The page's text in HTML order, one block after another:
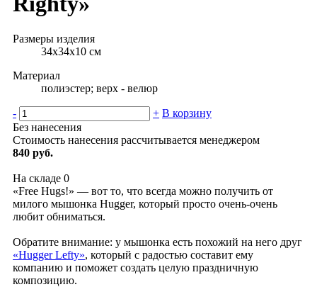
Размеры изделия
34х34х10 см
Материал
полиэстер; верх - велюр
- + В корзину
Без нанесения
Стоимость нанесения рассчитывается менеджером
840 руб.
На складе 0
«Free Hugs!» — вот то, что всегда можно получить от
милого мышонка Hugger, который просто очень-очень
любит обниматься.
Обратите внимание: у мышонка есть похожий на него друг
«Hugger Lefty», который с радостью составит ему
компанию и поможет создать целую праздничную
композицию.